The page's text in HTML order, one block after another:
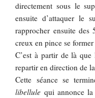
directement sous le
ensuite d’attaquer le
rapprocher ensuite
creux en pince se
C’est à partir de là que
repartir en direction de
Cette séance se
libellule qui annonce